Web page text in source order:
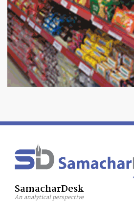
SamacharDesk
An analytical perspective